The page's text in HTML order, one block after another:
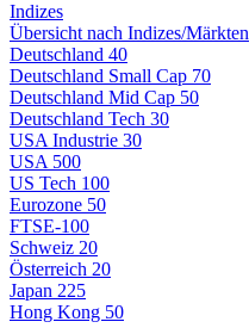
Indizes
Übersicht nach Indizes/Märkten
Deutschland 40
Deutschland Small Cap 70
Deutschland Mid Cap 50
Deutschland Tech 30
USA Industrie 30
USA 500
US Tech 100
Eurozone 50
FTSE-100
Schweiz 20
Österreich 20
Japan 225
Hong Kong 50